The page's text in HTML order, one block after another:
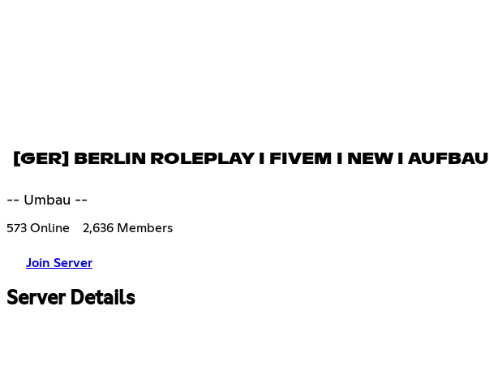
[GER] BERLIN ROLEPLAY I FIVEM I NEW I AUFBAU
-- Umbau --
573 Online 2,636 Members
Join Server
Server Details